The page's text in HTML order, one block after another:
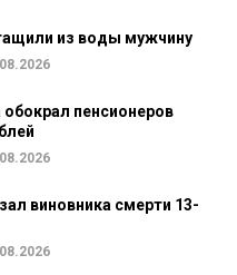
из воды мужчину
пенсионеров
виновника смерти 13-